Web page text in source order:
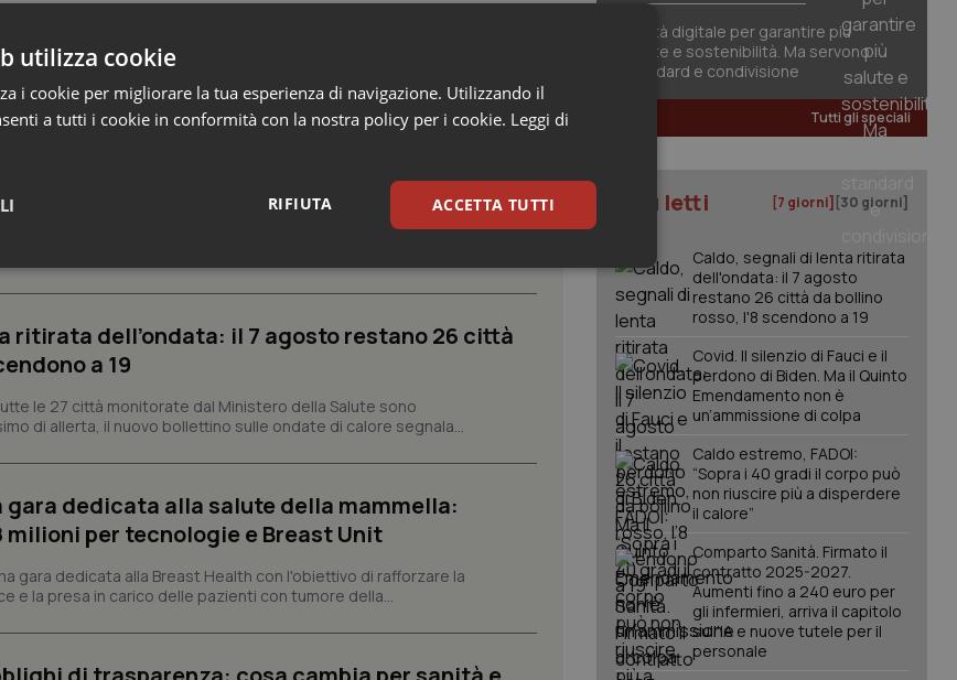
al Nord. Anche domenica 9 agosto 19 città da
a interessare gran parte dell'Italia. Il nuovo bollettino del Ministero
19 le città contrassegnate...
ritirata dell’ondata: il 7 agosto restano 26 città
a 19
le 27 città monitorate dal Ministero della Salute sono
di allerta, il nuovo bollettino sulle ondate di calore segnala...
gara dedicata alla salute della mammella:
milioni per tecnologie e Breast Unit
gara dedicata alla Breast Health con l'obiettivo di rafforzare la
e la presa in carico delle pazienti con tumore della...
Sanità digitale per garantire più
salute e sostenibilità. Ma servono
standard e condivisione
Tutti gli speciali
I più letti [7 giorni] [30 giorni]
Caldo, segnali di lenta ritirata
dell'ondata: il 7 agosto
restano 26 città da bollino
rosso, l'8 scendono a 19
Covid. Il silenzio di Fauci e il
perdono di Biden. Ma il Quinto
Emendamento non è
un’ammissione di colpa
Caldo estremo, FADOI:
“Sopra i 40 gradi il corpo può
non riuscire più a disperdere
il calore”
Comparto Sanità. Firmato il
contratto 2025-2027.
Aumenti fino a 240 euro per
gli infermieri, arriva il capitolo
sull'IA e nuove tutele per il
personale
utilizza cookie
i cookie per migliorare la tua esperienza di navigazione. Utilizzando il
a tutti i cookie in conformità con la nostra policy per i cookie. Leggi di
ACCETTA TUTTI
RIFIUTA
Statistici Marketing
Necessari Statistici Marketing
a rendere fruibile il sito web abilitandone funzionalità di base quali la navigazione sulle pagine
Fornitore/Dominio Scadenza
Descrizione
YouTube
5 mesi 4
interazione con il sito. Registra i dati sul consenso
del visitatore riguardo a varie politiche e
www.quotidianosanita.it
settimane
Script.com per ricordare le preferenze di consenso